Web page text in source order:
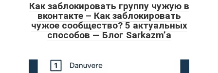
Как заблокировать группу чужую в
вконтакте – Как заблокировать
чужое сообщество? 5 актуальных
способов — Блог Sarkazm’a